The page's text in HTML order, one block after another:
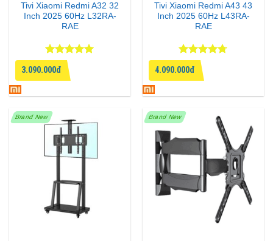
Tivi Xiaomi Redmi A32 32
Inch 2025 60Hz L32RA-
RAE
Được xếp
hạng5
sao
3.090.000đ
Tivi Xiaomi Redmi A43 43
Inch 2025 60Hz L43RA-
RAE
Được xếp
hạng4.67
5 sao
4.090.000đ
Brand New Brand New